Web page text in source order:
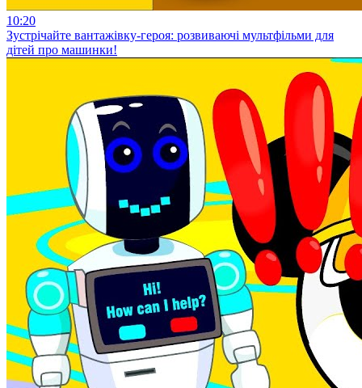
10:20
Зустрічайте вантажівку-героя: розвиваючі мультфільми для
дітей про машинки!